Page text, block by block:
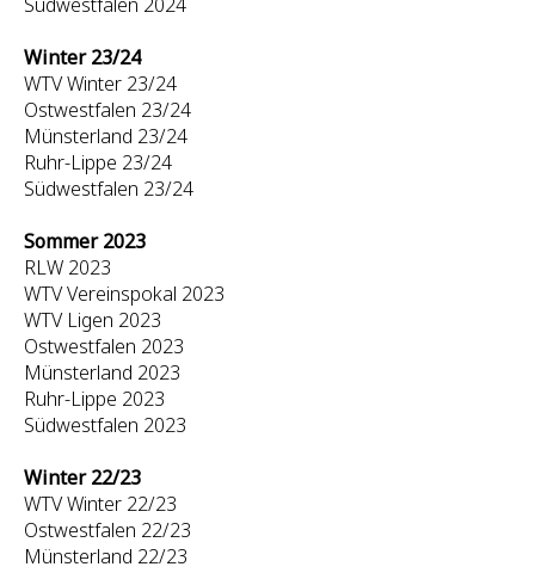
Winter 23/24
WTV Winter 23/24
Ostwestfalen 23/24
Münsterland 23/24
Ruhr-Lippe 23/24
Südwestfalen 23/24
Sommer 2023
RLW 2023
WTV Vereinspokal 2023
WTV Ligen 2023
Ostwestfalen 2023
Münsterland 2023
Ruhr-Lippe 2023
Südwestfalen 2023
Winter 22/23
WTV Winter 22/23
Ostwestfalen 22/23
Münsterland 22/23